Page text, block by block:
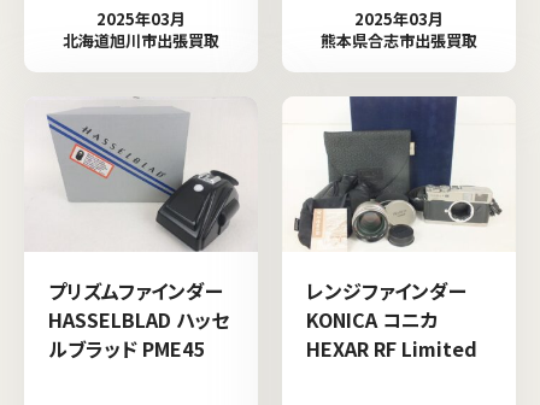
2025年03月
北海道旭川市出張買取
2025年03月
熊本県合志市出張買取
プリズムファインダー
HASSELBLAD ハッセ
ルブラッド PME45
レンジファインダー
KONICA コニカ
HEXAR RF Limited